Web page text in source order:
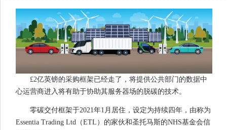
£2亿英镑的采购框架已经走了，将提供公共部门的数据中
心运营商进入将有助于协助其服务器场的脱碳的技术。
零碳交付框架于2021年1月居住，设定为持续四年，由称为
Essentia Trading Ltd（ETL）的家伙和圣托马斯的NHS基金会信